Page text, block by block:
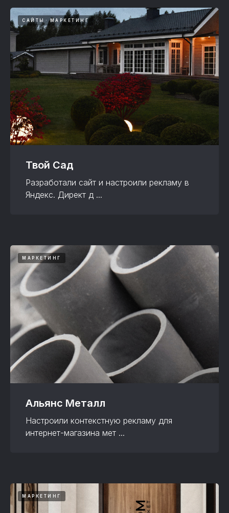
САЙТЫ МАРКЕТИНГ
Твой Сад
Разработали сайт и настроили рекламу в
Яндекс. Директ д ...
МАРКЕТИНГ
Альянс Металл
Настроили контекстную рекламу для
интернет-магазина мет ...
МАРКЕТИНГ